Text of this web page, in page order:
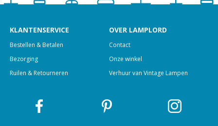
KLANTENSERVICE
Bestellen & Betalen
Bezorging
Ruilen & Retourneren
OVER LAMPLORD
Contact
Onze winkel
Verhuur van Vintage Lampen